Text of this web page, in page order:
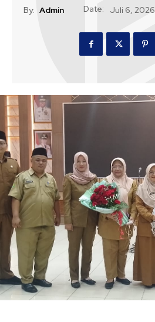
By: Admin Date: Juli 6, 2026